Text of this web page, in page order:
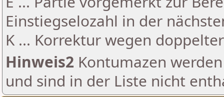
Einstiegselozahl in der
K ... Korrektur wegen
Hinweis2 Kontumazen
und sind in der Liste nicht